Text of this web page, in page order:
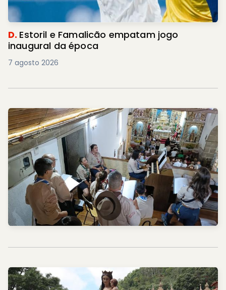
D. Estoril e Famalicão empatam jogo
inaugural da época
7 agosto 2026